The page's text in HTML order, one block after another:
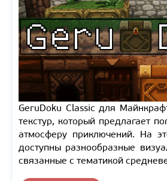
GeruDoku Classic для
текстур, который предлагает
атмосферу приключений. На
доступны разнообразные
связанные с тематикой